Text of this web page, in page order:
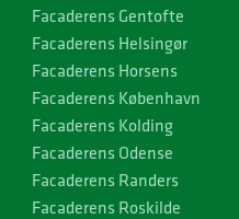
Facaderens Gentofte
Facaderens Helsingør
Facaderens Horsens
Facaderens København
Facaderens Kolding
Facaderens Odense
Facaderens Randers
Facaderens Roskilde